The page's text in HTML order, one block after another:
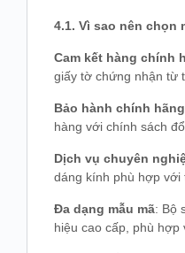
4.1. Vì sao nên chọn
Cam kết hàng chính
giấy tờ chứng nhận từ
Bảo hành chính hãng
hàng với chính sách
Dịch vụ chuyên
dáng kính phù hợp với
Đa dạng mẫu mã: Bộ
hiệu cao cấp, phù hợp